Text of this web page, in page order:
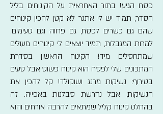
פסח הגיע! בתור האחראית על הקינוחים בליל
הסדר, תמיד יש לי אתגר לא קטן להכין קינוחים
שהם גם כשרים לפסח, גם פרווה וגם טעימים.
למרות המגבלות, תמיד יוצאים לי קינוחים מעולים
שמתחסלים מיד! הקינוח הראשון בסדרת
המתכונים שלי לפסח הוא קינוח פשוט אבל טעים
בטירוף: נשיקות מרנג ושוקולד! קל להכין את
הנשיקות, אבל נדרשת סבלנות באפייה. זה
בהחלט קינוח קליל שמתאים להרבה אורחים והוא